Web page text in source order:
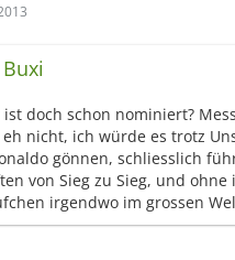
ist doch schon nominiert?
eh nicht, ich würde es trotz
gönnen, schliesslich
von Sieg zu Sieg, und
irgendwo im grossen